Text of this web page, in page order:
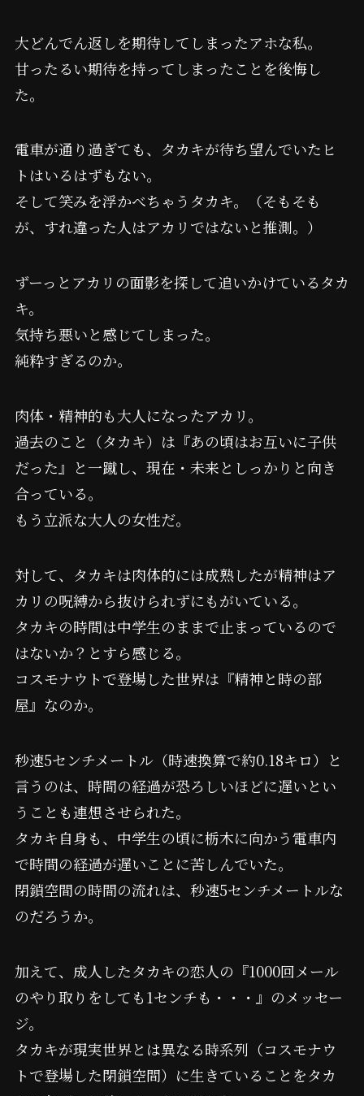
大どんでん返しを期待してしまったアホな私。
甘ったるい期待を持ってしまったことを後悔し
た。
電車が通り過ぎても、タカキが待ち望んでいたヒ
トはいるはずもない。
そして笑みを浮かべちゃうタカキ。（そもそも
が、すれ違った人はアカリではないと推測。）
ずーっとアカリの面影を探して追いかけているタカ
キ。
気持ち悪いと感じてしまった。
純粋すぎるのか。
肉体・精神的も大人になったアカリ。
過去のこと（タカキ）は『あの頃はお互いに子供
だった』と一蹴し、現在・未来としっかりと向き
合っている。
もう立派な大人の女性だ。
対して、タカキは肉体的には成熟したが精神はア
カリの呪縛から抜けられずにもがいている。
タカキの時間は中学生のままで止まっているので
はないか？とすら感じる。
コスモナウトで登場した世界は『精神と時の部
屋』なのか。
秒速5センチメートル（時速換算で約0.18キロ）と
言うのは、時間の経過が恐ろしいほどに遅いとい
うことも連想させられた。
タカキ自身も、中学生の頃に栃木に向かう電車内
で時間の経過が遅いことに苦しんでいた。
閉鎖空間の時間の流れは、秒速5センチメートルな
のだろうか。
加えて、成人したタカキの恋人の『1000回メール
のやり取りをしても1センチも・・・』のメッセー
ジ。
タカキが現実世界とは異なる時系列（コスモナウ
トで登場した閉鎖空間）に生きていることをタカ